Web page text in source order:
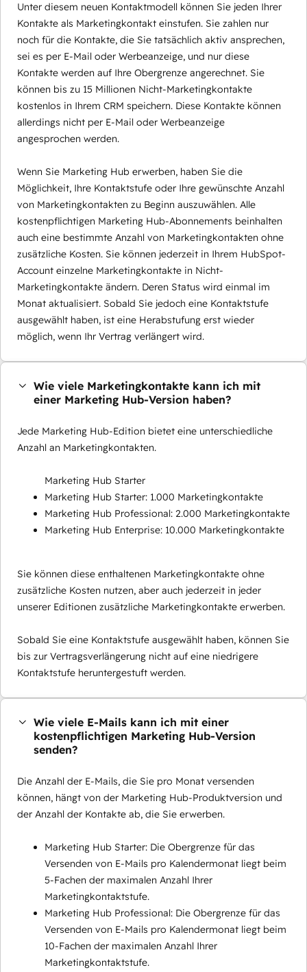
Unter diesem neuen Kontaktmodell können Sie jeden Ihrer
Kontakte als Marketingkontakt einstufen. Sie zahlen nur
noch für die Kontakte, die Sie tatsächlich aktiv ansprechen,
sei es per E-Mail oder Werbeanzeige, und nur diese
Kontakte werden auf Ihre Obergrenze angerechnet. Sie
können bis zu 15 Millionen Nicht-Marketingkontakte
kostenlos in Ihrem CRM speichern. Diese Kontakte können
allerdings nicht per E-Mail oder Werbeanzeige
angesprochen werden.
Wenn Sie Marketing Hub erwerben, haben Sie die
Möglichkeit, Ihre Kontaktstufe oder Ihre gewünschte Anzahl
von Marketingkontakten zu Beginn auszuwählen. Alle
kostenpflichtigen Marketing Hub-Abonnements beinhalten
auch eine bestimmte Anzahl von Marketingkontakten ohne
zusätzliche Kosten. Sie können jederzeit in Ihrem HubSpot-
Account einzelne Marketingkontakte in Nicht-
Marketingkontakte ändern. Deren Status wird einmal im
Monat aktualisiert. Sobald Sie jedoch eine Kontaktstufe
ausgewählt haben, ist eine Herabstufung erst wieder
möglich, wenn Ihr Vertrag verlängert wird.
Wie viele Marketingkontakte kann ich mit
einer Marketing Hub-Version haben?
Jede Marketing Hub-Edition bietet eine unterschiedliche
Anzahl an Marketingkontakten.
Marketing Hub Starter
Marketing Hub Starter: 1.000 Marketingkontakte
Marketing Hub Professional: 2.000 Marketingkontakte
Marketing Hub Enterprise: 10.000 Marketingkontakte
Sie können diese enthaltenen Marketingkontakte ohne
zusätzliche Kosten nutzen, aber auch jederzeit in jeder
unserer Editionen zusätzliche Marketingkontakte erwerben.
Sobald Sie eine Kontaktstufe ausgewählt haben, können Sie
bis zur Vertragsverlängerung nicht auf eine niedrigere
Kontaktstufe heruntergestuft werden.
Wie viele E-Mails kann ich mit einer
kostenpflichtigen Marketing Hub-Version
senden?
Die Anzahl der E-Mails, die Sie pro Monat versenden
können, hängt von der Marketing Hub-Produktversion und
der Anzahl der Kontakte ab, die Sie erwerben.
Marketing Hub Starter: Die Obergrenze für das
Versenden von E-Mails pro Kalendermonat liegt beim
5-Fachen der maximalen Anzahl Ihrer
Marketingkontaktstufe.
Marketing Hub Professional: Die Obergrenze für das
Versenden von E-Mails pro Kalendermonat liegt beim
10-Fachen der maximalen Anzahl Ihrer
Marketingkontaktstufe.